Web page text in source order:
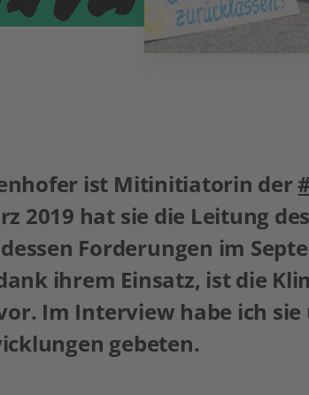
ist Mitinitiatorin der
2019 hat sie die Leitung des
Forderungen im
ihrem Einsatz, ist die
Im Interview habe ich sie
gebeten.